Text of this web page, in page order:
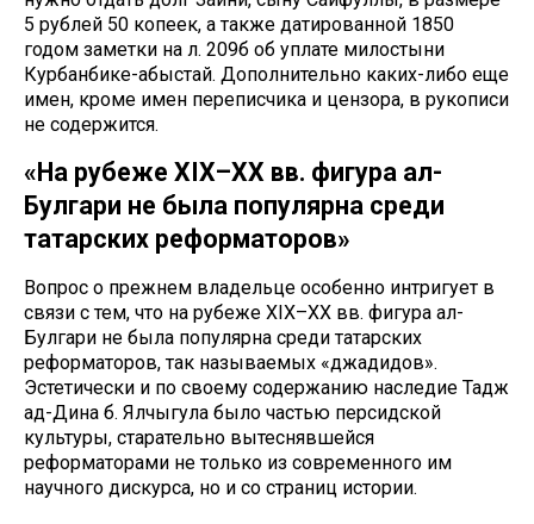
5 рублей 50 копеек, а также датированной 1850
годом заметки на л. 209б об уплате милостыни
Курбанбике-абыстай. Дополнительно каких-либо еще
имен, кроме имен переписчика и цензора, в рукописи
не содержится.
«На рубеже XIX–XX вв. фигура ал-
Булгари не была популярна среди
татарских реформаторов»
Вопрос о прежнем владельце особенно интригует в
связи с тем, что на рубеже XIX–XX вв. фигура ал-
Булгари не была популярна среди татарских
реформаторов, так называемых «джадидов».
Эстетически и по своему содержанию наследие Тадж
ад-Дина б. Ялчыгула было частью персидской
культуры, старательно вытеснявшейся
реформаторами не только из современного им
научного дискурса, но и со страниц истории.